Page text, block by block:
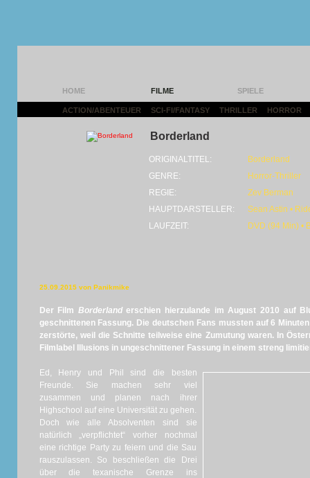
HOME FILME SPIELE
ACTION/ABENTEUER SCI-FI/FANTASY THRILLER HORROR
Borderland
ORIGINALTITEL:
Borderland
GENRE:
Horror-Thriller
REGIE:
Zev Berman
HAUPTDARSTELLER:
Sean Astin •
LAUFZEIT:
DVD (94 Min) •
25.09.2015 von Panikmike
Der Film Borderlanderschien hierzulande im August 2010 auf
geschnittenen Fassung. Die deutschen Fans mussten auf 6
zerstörte, weil die Schnitte teilweise eine Zumutung waren. In
Filmlabel Illusions in ungeschnittener Fassung in einem streng
Ed, Henry und Phil sind die besten
Freunde. Sie machen sehr viel
zusammen und planen nach ihrer
Highschool auf eine Universität zu gehen.
Doch wie alle Absolventen sind sie
natürlich „verpflichtet“ vorher nochmal
eine richtige Party zu feiern und die Sau
rauszulassen. So beschließen die Drei
über die texanische Grenze ins